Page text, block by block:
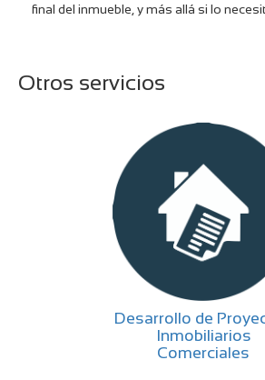
final del inmueble, y más allá si lo
Otros servicios
Desarrollo de
Inmobiliarios
Comerciales